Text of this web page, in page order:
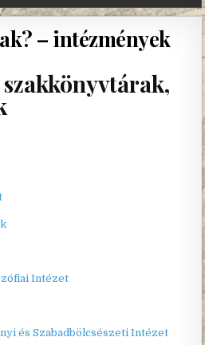
– intézmények
Intézet
és Szabadbölcsészeti Intézet